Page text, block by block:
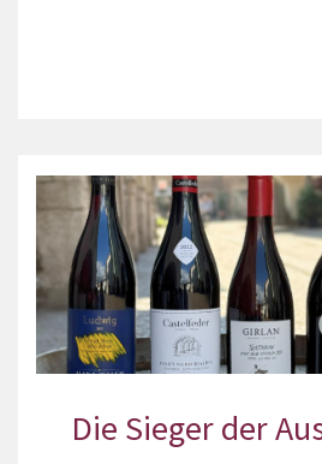
Die Sieger der